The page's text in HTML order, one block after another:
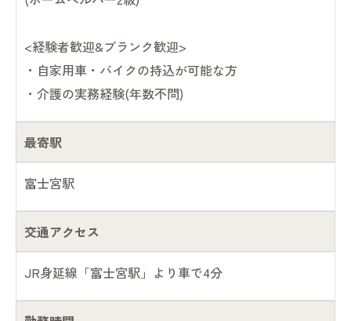
<経験者歓迎&ブランク歓迎>
・自家用車・バイクの持込が可能な方
・介護の実務経験(年数不問)
最寄駅
富士宮駅
交通アクセス
JR身延線「富士宮駅」より車で4分